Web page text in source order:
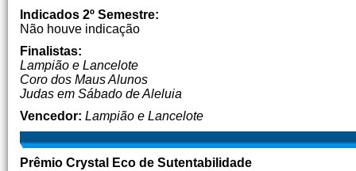
Indicados 2º Semestre:
Não houve indicação
Finalistas:
Lampião e Lancelote
Coro dos Maus Alunos
Judas em Sábado de Aleluia
Vencedor: Lampião e Lancelote
Prêmio Crystal Eco de Sutentabilidade